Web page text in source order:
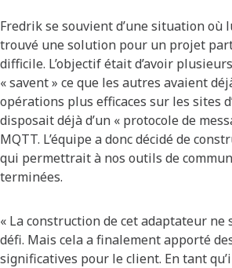
Fredrik se souvient d’une situation où
trouvé une solution pour un projet
difficile. L’objectif était d’avoir
« savent » ce que les autres avaient
opérations plus efficaces sur les sites
disposait déjà d’un « protocole de
MQTT. L’équipe a donc décidé de
qui permettrait à nos outils de
terminées.
« La construction de cet adaptateur ne
défi. Mais cela a finalement apporté
significatives pour le client. En tant